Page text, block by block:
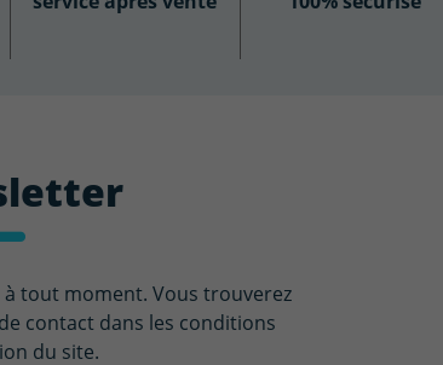
tout moment. Vous trouverez
contact dans les conditions
du site.